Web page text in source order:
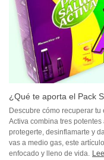
¿Qué te aporta el Pack
Descubre cómo recuperar
Activa combina tres
protegerte, desinflamarte y
vas a medio gas, este
enfocado y lleno de vida.